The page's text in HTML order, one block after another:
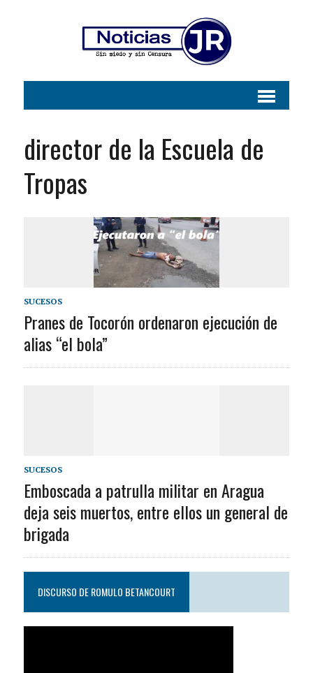
director de la Escuela de
Tropas
SUCESOS
Pranes de Tocorón ordenaron ejecución de
alias “el bola”
SUCESOS
Emboscada a patrulla militar en Aragua
deja seis muertos, entre ellos un general de
brigada
DISCURSO DE ROMULO BETANCOURT